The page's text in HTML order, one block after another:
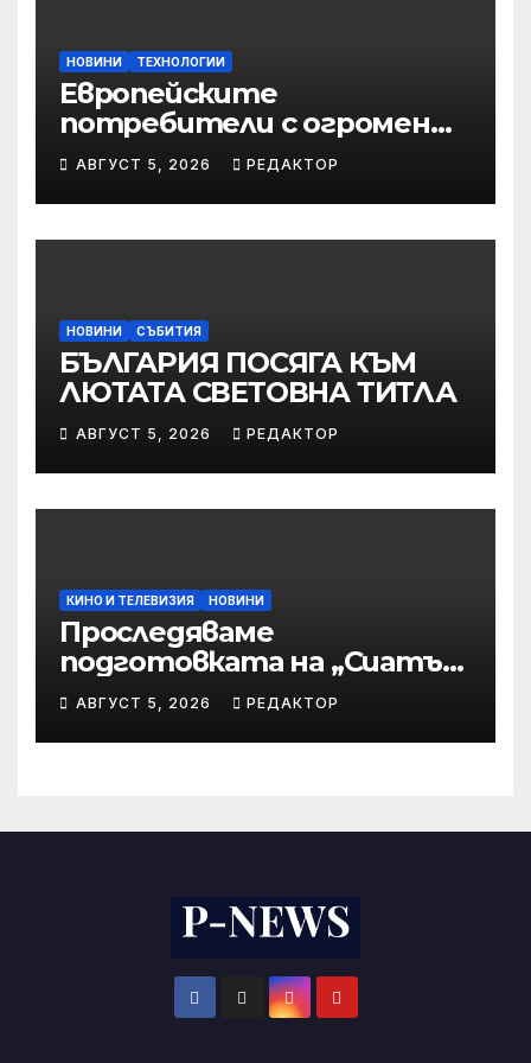
НОВИНИ ТЕХНОЛОГИИ
Европейските
потребители с огромен
интерес към новия
Samsung Galaxy Z Fold8
АВГУСТ 5, 2026 РЕДАКТОР
НОВИНИ СЪБИТИЯ
БЪЛГАРИЯ ПОСЯГА КЪМ
ЛЮТАТА СВЕТОВНА ТИТЛА
АВГУСТ 5, 2026 РЕДАКТОР
КИНО И ТЕЛЕВИЗИЯ НОВИНИ
Проследяваме
подготовката на „Сиатъл
Сийхоукс“ в HBO Max
АВГУСТ 5, 2026 РЕДАКТОР